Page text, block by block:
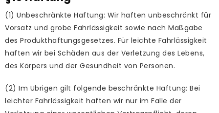
(1) Unbeschränkte Haftung: Wir haften unbeschränkt für
Vorsatz und grobe Fahrlässigkeit sowie nach Maßgabe
des Produkthaftungsgesetzes. Für leichte Fahrlässigkeit
haften wir bei Schäden aus der Verletzung des Lebens,
des Körpers und der Gesundheit von Personen.
(2) Im Übrigen gilt folgende beschränkte Haftung: Bei
leichter Fahrlässigkeit haften wir nur im Falle der